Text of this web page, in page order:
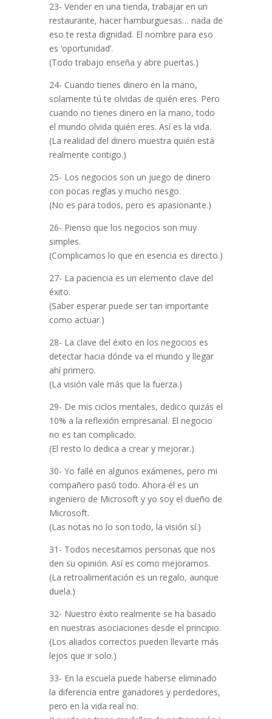
23- Vender en una tienda, trabajar en un
restaurante, hacer hamburguesas… nada de
eso te resta dignidad. El nombre para eso
es ‘oportunidad’.
(Todo trabajo enseña y abre puertas.)
24- Cuando tienes dinero en la mano,
solamente tú te olvidas de quién eres. Pero
cuando no tienes dinero en la mano, todo
el mundo olvida quién eres. Así es la vida.
(La realidad del dinero muestra quién está
realmente contigo.)
25- Los negocios son un juego de dinero
con pocas reglas y mucho riesgo.
(No es para todos, pero es apasionante.)
26- Pienso que los negocios son muy
simples.
(Complicamos lo que en esencia es directo.)
27- La paciencia es un elemento clave del
éxito.
(Saber esperar puede ser tan importante
como actuar.)
28- La clave del éxito en los negocios es
detectar hacia dónde va el mundo y llegar
ahí primero.
(La visión vale más que la fuerza.)
29- De mis ciclos mentales, dedico quizás el
10% a la reflexión empresarial. El negocio
no es tan complicado.
(El resto lo dedica a crear y mejorar.)
30- Yo fallé en algunos exámenes, pero mi
compañero pasó todo. Ahora él es un
ingeniero de Microsoft y yo soy el dueño de
Microsoft.
(Las notas no lo son todo, la visión sí.)
31- Todos necesitamos personas que nos
den su opinión. Así es como mejoramos.
(La retroalimentación es un regalo, aunque
duela.)
32- Nuestro éxito realmente se ha basado
en nuestras asociaciones desde el principio.
(Los aliados correctos pueden llevarte más
lejos que ir solo.)
33- En la escuela puede haberse eliminado
la diferencia entre ganadores y perdedores,
pero en la vida real no.